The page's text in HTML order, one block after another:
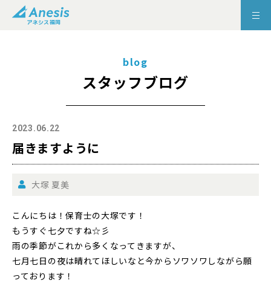
blog
スタッフブログ
2023.06.22
届きますように
大塚 夏美
こんにちは！保育士の大塚です！
もうすぐ七夕ですね☆彡
雨の季節がこれから多くなってきますが、
七月七日の夜は晴れてほしいなと今からソワソワしながら願
っております！